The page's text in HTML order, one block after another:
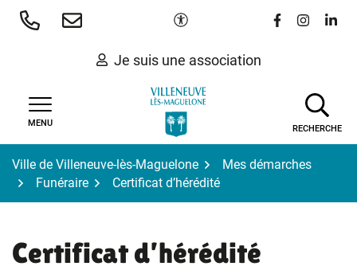
Aller
Paramètres d'accessibilité
Lien vers le
Lien vers
Lien
Je suis une association
MENU
RECHERCHE
Ville de Villeneuve-lès-Maguelone
Mes démarches
Funéraire
Certificat d’hérédité
Certificat d’hérédité